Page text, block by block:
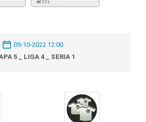
09-10-2022 12:00
5 _ LIGA 4 _ SERIA 1